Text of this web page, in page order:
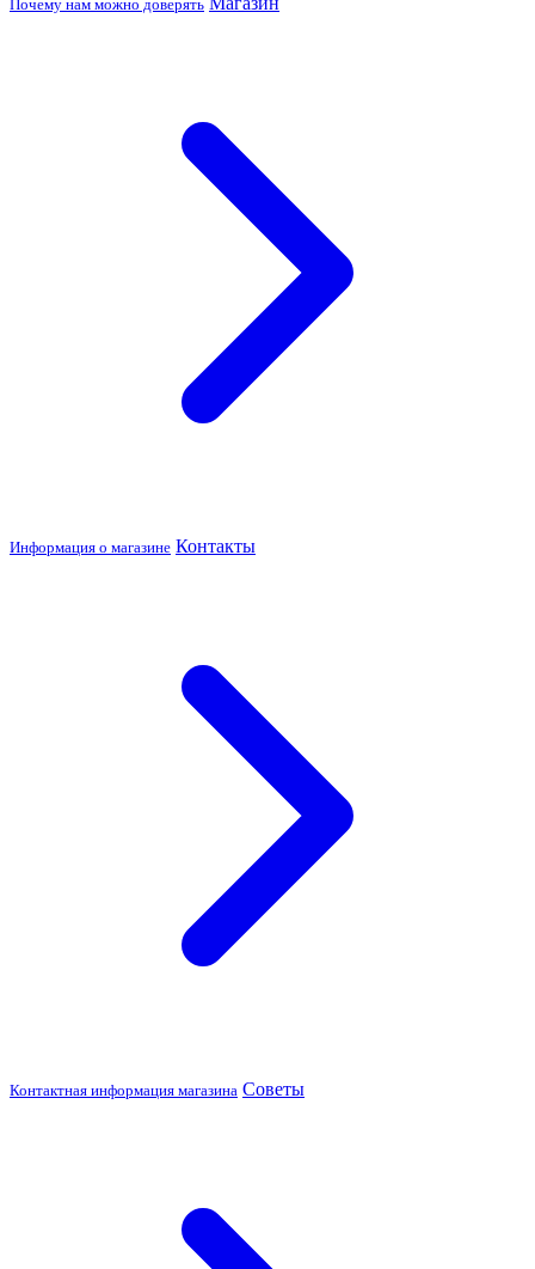
Почему нам можно доверять
Информация о магазине Контакты
Контактная информация магазина Советы